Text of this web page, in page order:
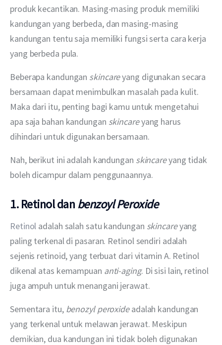
produk kecantikan. Masing-masing produk memiliki
kandungan yang berbeda, dan masing-masing
kandungan tentu saja memiliki fungsi serta cara kerja
yang berbeda pula.
Beberapa kandungan skincare yang digunakan secara
bersamaan dapat menimbulkan masalah pada kulit.
Maka dari itu, penting bagi kamu untuk mengetahui
apa saja bahan kandungan skincare yang harus
dihindari untuk digunakan bersamaan.
Nah, berikut ini adalah kandungan skincare yang tidak
boleh dicampur dalam penggunaannya.
1. Retinol dan benzoyl Peroxide
Retinol adalah salah satu kandungan skincare yang
paling terkenal di pasaran. Retinol sendiri adalah
sejenis retinoid, yang terbuat dari vitamin A. Retinol
dikenal atas kemampuan anti-aging. Di sisi lain, retinol
juga ampuh untuk menangani jerawat.
Sementara itu, benozyl peroxide adalah kandungan
yang terkenal untuk melawan jerawat. Meskipun
demikian, dua kandungan ini tidak boleh digunakan